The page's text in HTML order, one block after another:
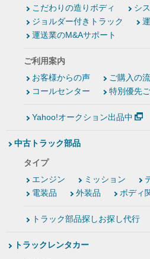
こだわりの造りボディ
シ
ジョルダー付きトラック
運送業のM&Aサポート
ご利用案内
お客様からの声
ご購入の
コールセンター
特別優先
Yahoo!オークション出品中
中古トラック部品
タイプ
エンジン
ミッション
電装品
外装品 ボディ
トラック部品探しお探し代行
トラックレンタカー